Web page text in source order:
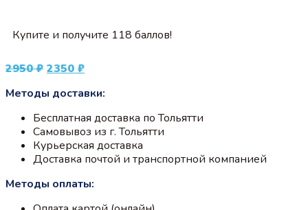
Купите и получите 118 баллов!
2950₽ Первоначальная
составляла
2350 ₽Текущая
2350 ₽.
Методы доставки:
Бесплатная доставка по Тольятти
Самовывоз из г. Тольятти
Курьерская доставка
Доставка почтой и транспортной компанией
Методы оплаты: